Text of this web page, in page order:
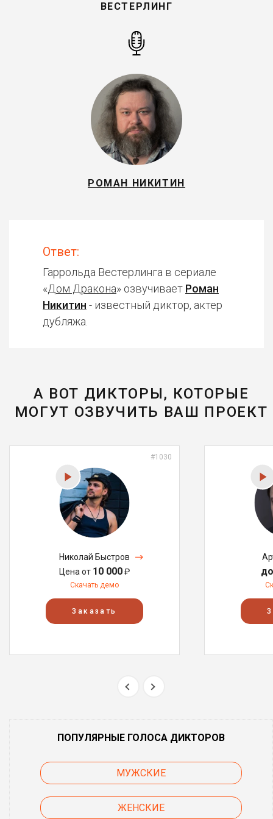
ВЕСТЕРЛИНГ
РОМАН НИКИТИН
Ответ:
Гаррольда Вестерлинга в сериале
«Дом Дракона» озвучивает Роман
Никитин - известный диктор, актер
дубляжа.
А ВОТ ДИКТОРЫ, КОТОРЫЕ
МОГУТ ОЗВУЧИТЬ ВАШ ПРОЕКТ
#1030
Николай Быстров
Цена от 10 000₽
Скачать демо
Заказать
ПОПУЛЯРНЫЕ ГОЛОСА ДИКТОРОВ
МУЖСКИЕ
ЖЕНСКИЕ